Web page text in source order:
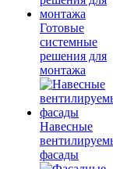
Готовые
системные
решения для
монтажа
Навесные
фасады